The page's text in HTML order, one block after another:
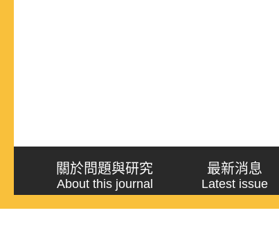
關於問題與研究
About this journal
最新消息
Latest issue